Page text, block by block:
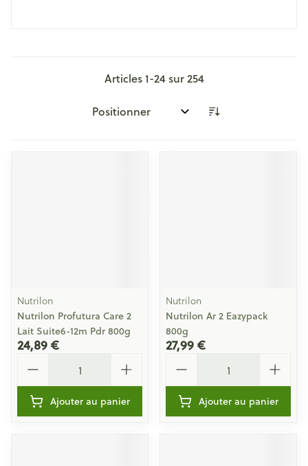
Articles1-24sur254
Trier par:
Nutrilon
Nutrilon Profutura Care 2
Lait Suite6-12m Pdr 800g
24,89 €
Ajouter au panier
Nutrilon
Nutrilon Ar 2 Eazypack
800g
27,99 €
Ajouter au panier